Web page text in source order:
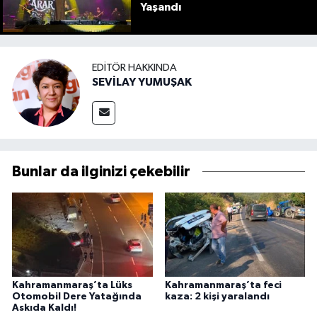
Yaşandı
EDITÖR HAKKINDA
SEVİLAY YUMUŞAK
Bunlar da ilginizi çekebilir
Kahramanmaraş’ta Lüks
Otomobil Dere Yatağında
Askıda Kaldı!
Kahramanmaraş’ta feci
kaza: 2 kişi yaralandı